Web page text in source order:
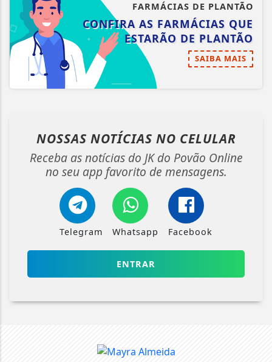
FARMÁCIAS DE PLANTÃO
CONFIRA AS FARMÁCIAS QUE
ESTARÃO DE PLANTÃO
SAIBA MAIS
NOSSAS NOTÍCIAS NO CELULAR
Receba as notícias do JK do Povão Online
no seu app favorito de mensagens.
Telegram Whatsapp Facebook
ENTRAR